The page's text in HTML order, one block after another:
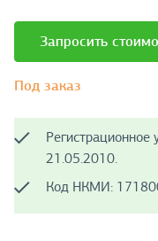
Запросить
Под заказ
21.05.2010.
Код НКМИ: